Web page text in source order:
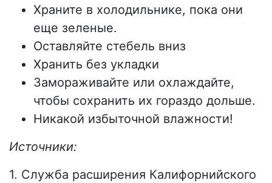
Храните в холодильнике, пока они
еще зеленые.
Оставляйте стебель вниз
Хранить без укладки
Замораживайте или охлаждайте,
чтобы сохранить их гораздо дольше.
Никакой избыточной влажности!
Источники:
1. Служба расширения Калифорнийского